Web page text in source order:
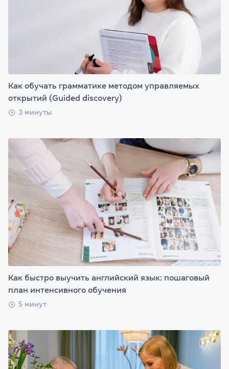
Как обучать грамматике методом управляемых
открытий (Guided discovery)
3 минуты
Как быстро выучить английский язык: пошаговый
план интенсивного обучения
5 минут